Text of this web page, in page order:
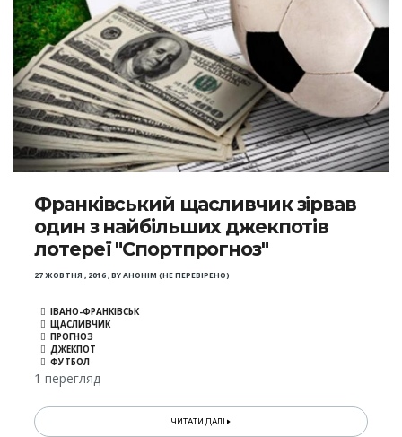
Франківський щасливчик зірвав
один з найбільших джекпотів
лотереї "Спортпрогноз"
27 ЖОВТНЯ , 2016,BYАНОНІМ (НЕ ПЕРЕВІРЕНО)
ІВАНО-ФРАНКІВСЬК
ЩАСЛИВЧИК
ПРОГНОЗ
ДЖЕКПОТ
ФУТБОЛ
1 перегляд
ЧИТАТИ ДАЛІ